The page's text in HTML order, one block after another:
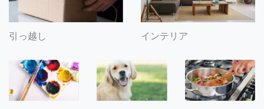
引っ越し インテリア